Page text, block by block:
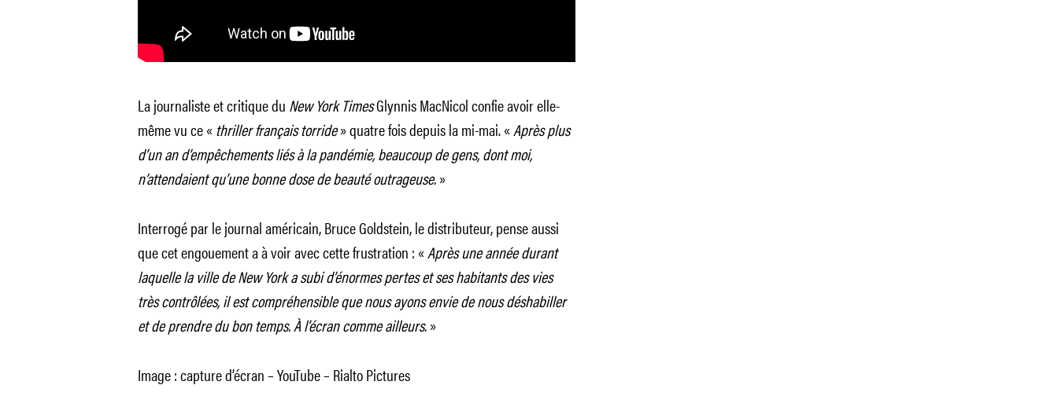
La journaliste et critique du New York TimesGlynnis MacNicol confie avoir elle-
même vu ce «thriller français torride» quatre fois depuis la mi-mai. «Après plus
d’un an d’empêchements liés à la pandémie, beaucoup de gens, dont moi,
n’attendaient qu’une bonne dose de beauté outrageuse.»
Interrogé par le journal américain, Bruce Goldstein, le distributeur, pense aussi
que cet engouement a à voir avec cette frustration : «Après une année durant
laquelle la ville de New York a subi d’énormes pertes et ses habitants des vies
très contrôlées, il est compréhensible que nous ayons envie de nous déshabiller
et de prendre du bon temps. À l’écran comme ailleurs.»
Image : capture d’écran – YouTube – Rialto Pictures